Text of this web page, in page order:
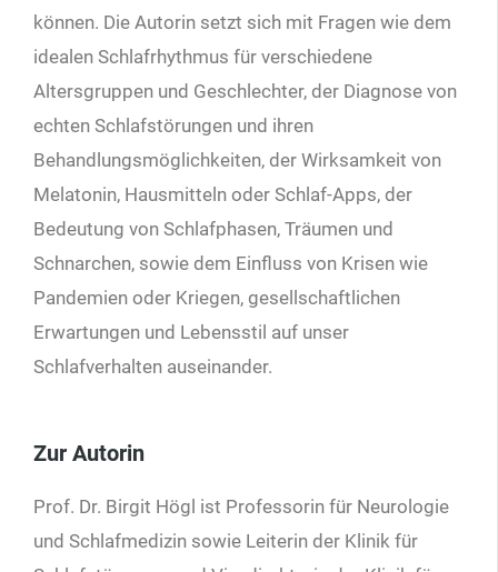
können. Die Autorin setzt sich mit Fragen wie dem
idealen Schlafrhythmus für verschiedene
Altersgruppen und Geschlechter, der Diagnose von
echten Schlafstörungen und ihren
Behandlungsmöglichkeiten, der Wirksamkeit von
Melatonin, Hausmitteln oder Schlaf-Apps, der
Bedeutung von Schlafphasen, Träumen und
Schnarchen, sowie dem Einfluss von Krisen wie
Pandemien oder Kriegen, gesellschaftlichen
Erwartungen und Lebensstil auf unser
Schlafverhalten auseinander.
Zur Autorin
Prof. Dr. Birgit Högl ist Professorin für Neurologie
und Schlafmedizin sowie Leiterin der Klinik für